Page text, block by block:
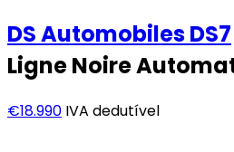
DS AutomobilesDS7
Ligne Noire
€18.990 IVA dedutível